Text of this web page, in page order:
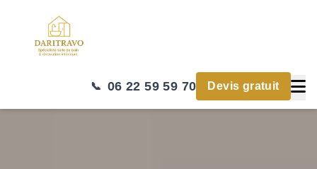
📞 06 22 59 59 70 Devis gratuit